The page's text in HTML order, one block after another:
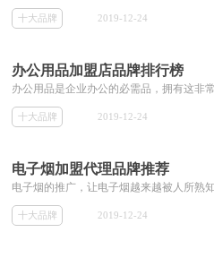
十大品牌 2019-12-24
办公用品加盟店品牌排行榜
十大品牌 2019-12-24
电子烟加盟代理品牌推荐
十大品牌 2019-12-24